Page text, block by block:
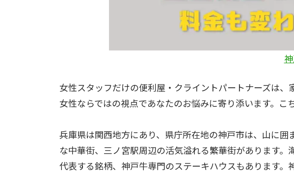
女性スタッフだけの便利屋・クライントパートナーズは、
女性ならではの視点であなたのお悩みに寄り添います。こ
兵庫県は関西地方にあり、県庁所在地の神戸市は、山に
な中華街、三ノ宮駅周辺の活気溢れる繁華街があります
代表する銘柄、神戸牛専門のステーキハウスもあります